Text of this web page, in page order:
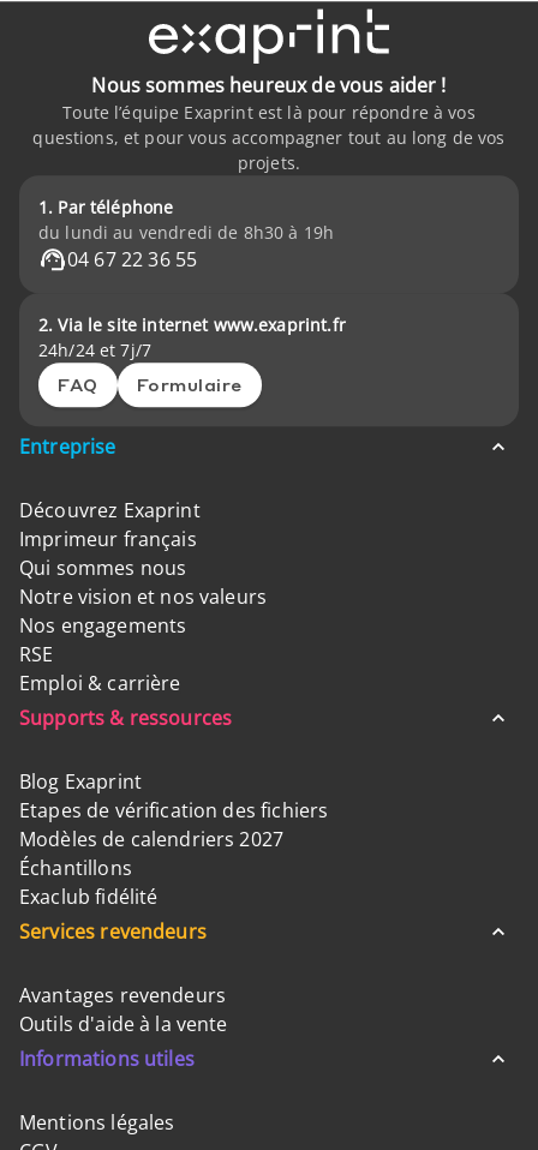
Nous sommes heureux de vous aider !
Toute l’équipe Exaprint est là pour répondre à vos
questions, et pour vous accompagner tout au long de vos
projets.
1. Par téléphone
du lundi au vendredi de 8h30 à 19h
04 67 22 36 55
2. Via le site internet www.exaprint.fr
24h/24 et 7j/7
FAQ Formulaire
Entreprise
Découvrez Exaprint
Imprimeur français
Qui sommes nous
Notre vision et nos valeurs
Nos engagements
RSE
Emploi & carrière
Supports & ressources
Blog Exaprint
Etapes de vérification des fichiers
Modèles de calendriers 2027
Échantillons
Exaclub fidélité
Services revendeurs
Avantages revendeurs
Outils d'aide à la vente
Informations utiles
Mentions légales